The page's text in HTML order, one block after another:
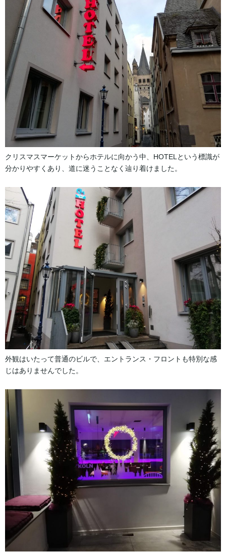
クリスマスマーケットからホテルに向かう中、HOTELという標識が
分かりやすくあり、道に迷うことなく辿り着けました。
外観はいたって普通のビルで、エントランス・フロントも特別な感
じはありませんでした。